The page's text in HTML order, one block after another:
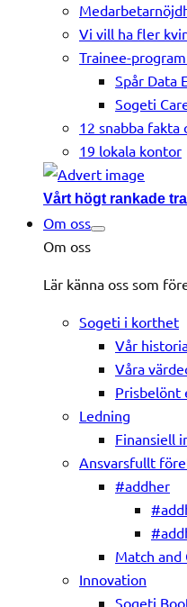
Vi vill ha fler
Trainee-
Spår Data
Sogeti
12 snabba fakta
19 lokala kontor
Vårt högt rankade
Om oss
Om oss
Lär känna oss som
Sogeti i korthet
Vår
Våra
Prisbelönt
Ledning
Finansiell
Ansvarsfullt
#addher
Match and
Innovation
Sogeti